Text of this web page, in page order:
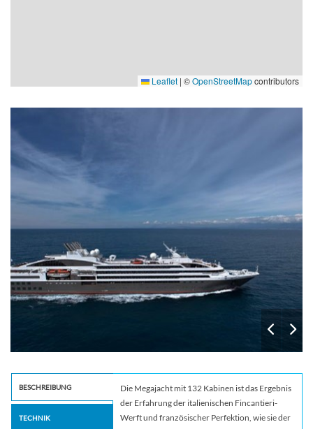
Leaflet | ©OpenStreetMapcontributors
BESCHREIBUNG
TECHNIK
Die Megajacht mit 132 Kabinen ist das Ergebnis
der Erfahrung der italienischen Fincantieri-
Werft und französischer Perfektion, wie sie der